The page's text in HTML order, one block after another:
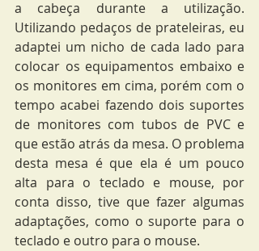
a cabeça durante a utilização.
Utilizando pedaços de prateleiras, eu
adaptei um nicho de cada lado para
colocar os equipamentos embaixo e
os monitores em cima, porém com o
tempo acabei fazendo dois suportes
de monitores com tubos de PVC e
que estão atrás da mesa. O problema
desta mesa é que ela é um pouco
alta para o teclado e mouse, por
conta disso, tive que fazer algumas
adaptações, como o suporte para o
teclado e outro para o mouse.